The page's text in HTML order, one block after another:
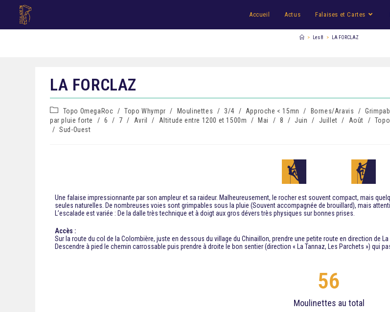
Accueil Actus Falaises et Cartes
> Les 8 > LA FORCLAZ
LA FORCLAZ
Topo OmegaRoc / Topo Whympr / Moulinettes / 3/4 / Approche < 15mn / Bornes/Aravis /
par pluie forte
/ 6 / 7 / Avril / Altitude entre 1200 et 1500m / Mai / 8 / Juin / Juillet / Août /
/ Sud-Ouest
Une falaise impressionnante par son ampleur et sa raideur. Malheureusement, le rocher est souvent compact, mais
seules naturelles. De nombreuses voies sont grimpables sous la pluie (Souvent accompagnée de brouillard), mais
L’escalade est variée : De la dalle très technique et à doigt aux gros dévers très physiques sur bonnes prises.
Accès :
Sur la route du col de la Colombière, juste en dessous du village du Chinaillon, prendre une petite route en direction de
Descendre à pied le chemin carrossable puis prendre à droite le bon sentier (direction « La Tannaz, Les Parchets ») qui
Moulinettes au total
56